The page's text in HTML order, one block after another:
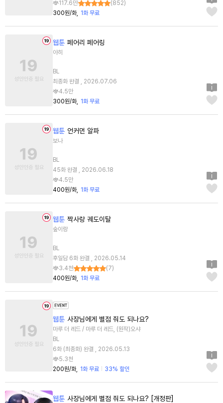
117.6만 (852)
300원/화
1화 무료
웹툰 페어리 페어링
야히
BL
최종화 완결 , 2026.07.06
4.5만
300원/화
1화 무료
웹툰 언커먼 알파
보나
BL
45화 완결 , 2026.06.18
4.5만
400원/화
1화 무료
웹툰 짝사랑 궤도이탈
숲이랑
BL
후일담 6화 완결 , 2026.05.14
3.4천
(7)
400원/화
1화 무료
웹툰 사장님에게 별점 줘도 되나요?
마루 더 레드 / 마루 더 레드, (원작)오샤
BL
6화 (최종화) 완결 , 2026.05.13
5.3천
200원/화
1화 무료 33% 할인
웹툰 사장님에게 별점 줘도 되나요? [개정판]